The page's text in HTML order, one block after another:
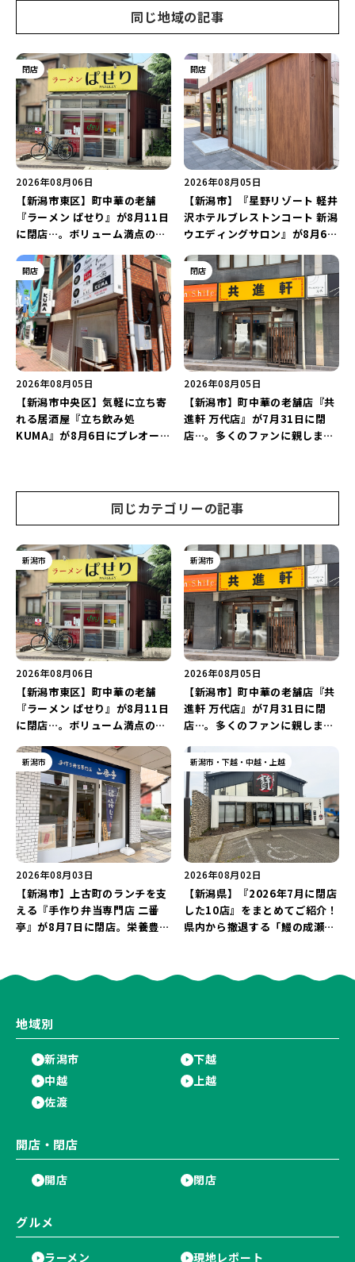
同じ地域の記事
閉店
2026年08月06日
【新潟市東区】町中華の老舗
『ラーメン ぱせり』が8月11日
に閉店…。ボリューム満点の名
開店
2026年08月05日
【新潟市】『星野リゾート 軽井
沢ホテルブレストンコート 新潟
ウエディングサロン』が8月6日
グを万代で相談しよう♪
開店
2026年08月05日
【新潟市中央区】気軽に立ち寄
れる居酒屋『立ち飲み処
KUMA』が8月6日にプレオープ
閉店
2026年08月05日
【新潟市】町中華の老舗店『共
進軒 万代店』が7月31日に閉
店…。多くのファンに親しまれ
同じカテゴリーの記事
新潟市
2026年08月06日
【新潟市東区】町中華の老舗
『ラーメン ぱせり』が8月11日
に閉店…。ボリューム満点の名
新潟市
2026年08月05日
【新潟市】町中華の老舗店『共
進軒 万代店』が7月31日に閉
店…。多くのファンに親しまれ
新潟市
2026年08月03日
【新潟市】上古町のランチを支
える『手作り弁当専門店 二番
亭』が8月7日に閉店。栄養豊富
新潟市・下越・中越・上越
2026年08月02日
【新潟県】『2026年7月に閉店
した10店』をまとめてご紹介！
県内から撤退する「鰻の成瀬」
地域別
新潟市
下越
中越
上越
佐渡
開店・閉店
開店 閉店
グルメ
ラーメン 現地レポート